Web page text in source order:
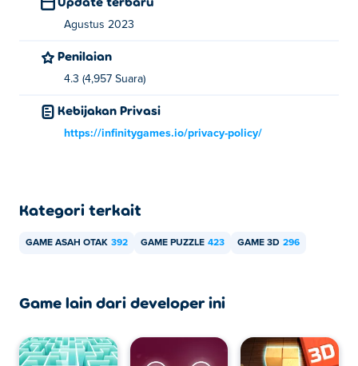
Anda dapat memainkan Laser Quest secara gratis di Poki.
Bisakah saya memainkan Laser Quest di
perangkat seluler dan desktop?
Laser Quest dapat dimainkan di komputer dan perangkat
seluler Anda seperti ponsel dan tablet.
Agustus 2023
Penilaian
4.3 (4,957 Suara)
Kebijakan Privasi
https://infinitygames.io/privacy-policy/
Kategori terkait
GAME ASAH OTAK 392 GAME PUZZLE 423 GAME 3D 296
Game lain dari developer ini